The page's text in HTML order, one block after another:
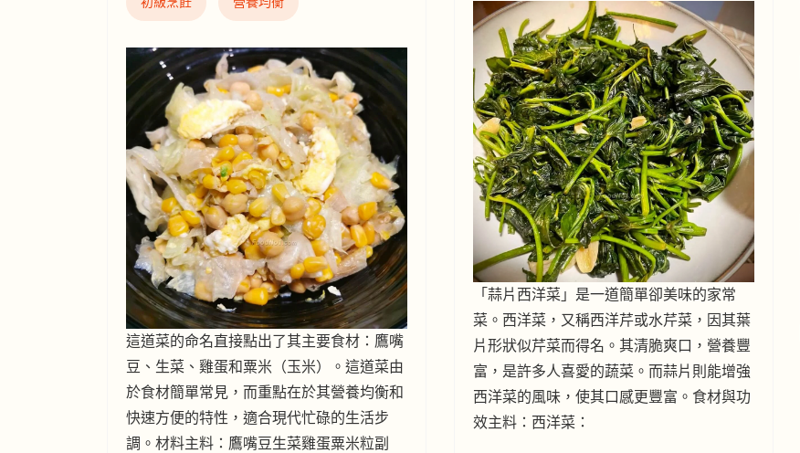
這道菜的命名直接點出了其主要食材：鷹嘴
豆、生菜、雞蛋和粟米（玉米）。這道菜由
於食材簡單常見，而重點在於其營養均衡和
快速方便的特性，適合現代忙碌的生活步
調。材料主料：鷹嘴豆生菜雞蛋粟米粒副
「蒜片西洋菜」是一道簡單卻美味的家常
菜。西洋菜，又稱西洋芹或水芹菜，因其葉
片形狀似芹菜而得名。其清脆爽口，營養豐
富，是許多人喜愛的蔬菜。而蒜片則能增強
西洋菜的風味，使其口感更豐富。食材與功
效主料：西洋菜：